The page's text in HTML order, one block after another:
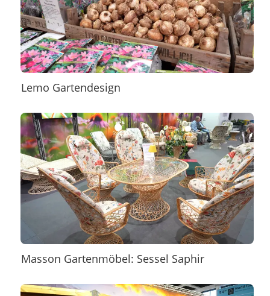
Lemo Gartendesign
Masson Gartenmöbel: Sessel Saphir